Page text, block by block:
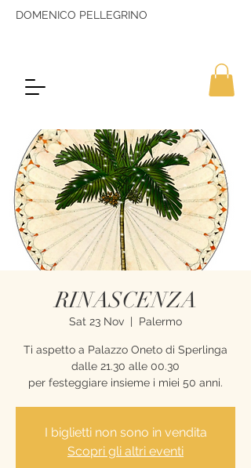
DOMENICO PELLEGRINO
RINASCENZA
Sat 23 Nov
  |
Palermo
Ti aspetto a Palazzo Oneto di Sperlinga
dalle 21.30 alle 00.30
per festeggiare insieme i miei 50 anni.
I biglietti non sono in vendita
Scopri gli altri eventi